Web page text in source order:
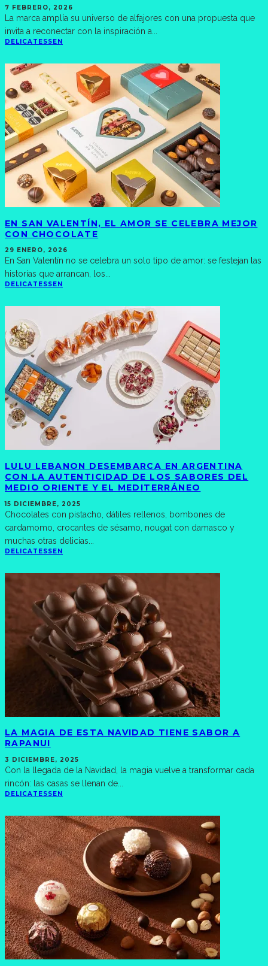
7 FEBRERO, 2026
La marca amplía su universo de alfajores con una propuesta que
invita a reconectar con la inspiración a
DELICATESSEN
EN SAN VALENTÍN, EL AMOR SE CELEBRA MEJOR
CON CHOCOLATE
29 ENERO, 2026
En San Valentín no se celebra un solo tipo de amor: se festejan las
historias que arrancan, los...
DELICATESSEN
LULU LEBANON DESEMBARCA EN ARGENTINA
CON LA AUTENTICIDAD DE LOS SABORES DEL
MEDIO ORIENTE Y EL MEDITERRÁNEO
15 DICIEMBRE, 2025
Chocolates con pistacho, dátiles rellenos, bombones de
cardamomo, crocantes de sésamo, nougat con damasco y
muchas otras delicias
DELICATESSEN
LA MAGIA DE ESTA NAVIDAD TIENE SABOR A
RAPANUI
3 DICIEMBRE, 2025
Con la llegada de la Navidad, la magia vuelve a transformar cada
rincón: las casas se llenan de
DELICATESSEN